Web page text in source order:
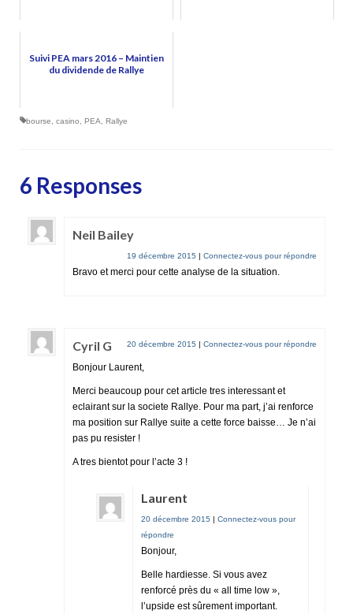
Suivi PEA mars 2016 – Maintien
du dividende de Rallye
bourse casino PEA Rallye
6 Responses
Neil Bailey
19 décembre 2015 | Connectez-vous pour répondre
Bravo et merci pour cette analyse de la situation.
Cyril G 20 décembre 2015 | Connectez-vous pour répondre
Bonjour Laurent,
Merci beaucoup pour cet article tres interessant et
eclairant sur la societe Rallye. Pour ma part, j’ai renforce
ma position sur Rallye suite a cette force baisse… Je n’ai
pas pu resister !
A tres bientot pour l’acte 3 !
Laurent
20 décembre 2015 | Connectez-vous pour
répondre
Bonjour,
Belle hardiesse. Si vous avez
renforcé près du « all time low »,
l’upside est sûrement important.